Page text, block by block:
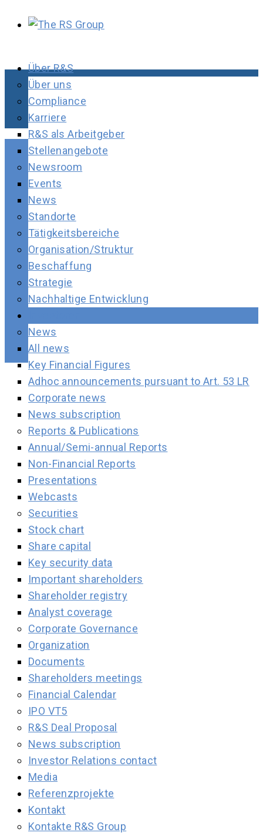
Über R&S
Über uns
Compliance
Karriere
R&S als Arbeitgeber
Stellenangebote
Newsroom
Events
News
Standorte
Tätigkeitsbereiche
Organisation/Struktur
Beschaffung
Strategie
Nachhaltige Entwicklung
News
All news
Key Financial Figures
Adhoc announcements pursuant to Art. 53 LR
Corporate news
News subscription
Reports & Publications
Annual/Semi-annual Reports
Non-Financial Reports
Presentations
Webcasts
Securities
Stock chart
Share capital
Key security data
Important shareholders
Shareholder registry
Analyst coverage
Corporate Governance
Organization
Documents
Shareholders meetings
Financial Calendar
IPO VT5
R&S Deal Proposal
News subscription
Investor Relations contact
Media
Referenzprojekte
Kontakt
Kontakte R&S Group